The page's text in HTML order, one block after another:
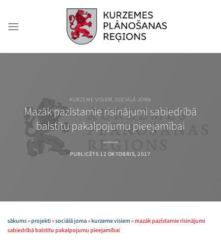
content
KURZEME VISIEM , SOCIĀLĀ JOMA
Mazāk pazīstamie risinājumi sabiedrībā
balstītu pakalpojumu pieejamībai
PUBLICĒTS 12 OKTOBRIS, 2017
sākums»projekti»sociālā joma»kurzeme visiem»mazāk pazīstamie risinājumi
sabiedrībā balstītu pakalpojumu pieejamībai